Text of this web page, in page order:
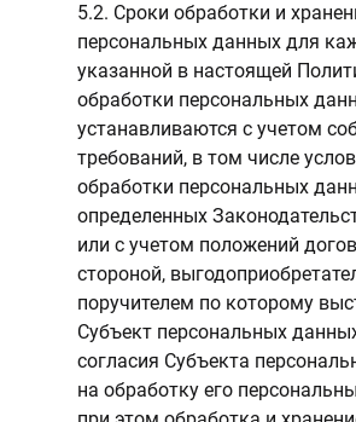
5.2. Сроки обработки и
персональных данных для
указанной в настоящей
обработки персональных
устанавливаются с учетом
требований, в том числе
обработки персональных
определенных
или с учетом положений
стороной,
поручителем по которому
Субъект персональных
согласия Субъекта
на обработку его